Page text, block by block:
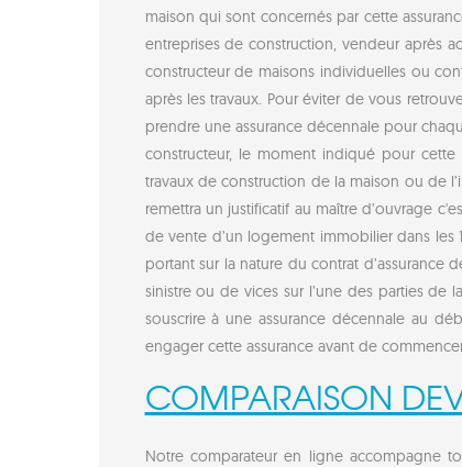
maison qui sont concernés par cette
entreprises de construction, vendeur après
constructeur de maisons individuelles ou
après les travaux. Pour éviter de vous
prendre une assurance décennale pour
constructeur, le moment indiqué pour cette
travaux de construction de la maison ou de
remettra un justificatif au maître d’ouvrage
de vente d’un logement immobilier dans les
portant sur la nature du contrat d’assurance
sinistre ou de vices sur l’une des parties de
souscrire à une assurance décennale au
engager cette assurance avant de
COMPARAISON
Notre comparateur en ligne accompagne